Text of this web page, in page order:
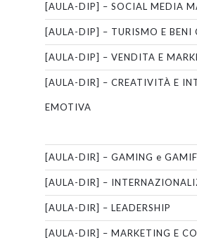
[AULA-DIP] – SOCIAL MEDIA
[AULA-DIP] – TURISMO E BENI
[AULA-DIP] – VENDITA E
[AULA-DIR] – CREATIVITÀ E
EMOTIVA
[AULA-DIR] – GAMING e
[AULA-DIR] –
[AULA-DIR] – LEADERSHIP
[AULA-DIR] – MARKETING E